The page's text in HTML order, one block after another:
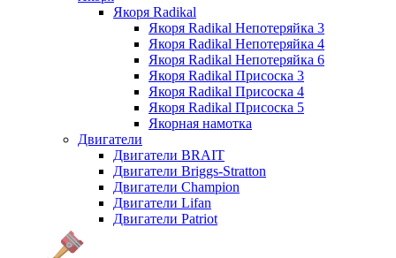
Якоря Radikal
Якоря Radikal Непотеряйка 3
Якоря Radikal Непотеряйка 4
Якоря Radikal Непотеряйка 6
Якоря Radikal Присоска 3
Якоря Radikal Присоска 4
Якоря Radikal Присоска 5
Якорная намотка
Двигатели
Двигатели BRAIT
Двигатели Briggs-Stratton
Двигатели Champion
Двигатели Lifan
Двигатели Patriot